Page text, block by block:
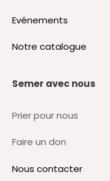
Evénements
Notre catalogue
Semer avec nous
Prier pour nous
Faire un don
Nous contacter